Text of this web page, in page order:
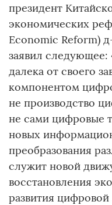
президент
экономических
Economic Reform)
заявил следующее:
далека от своего
компонентом
не производство
не сами цифровые
новых
преобразования
служит новой
восстановления
развития